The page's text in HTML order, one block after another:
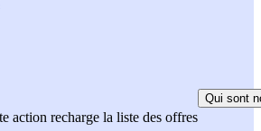
action recharge la liste des offres
Qui sont